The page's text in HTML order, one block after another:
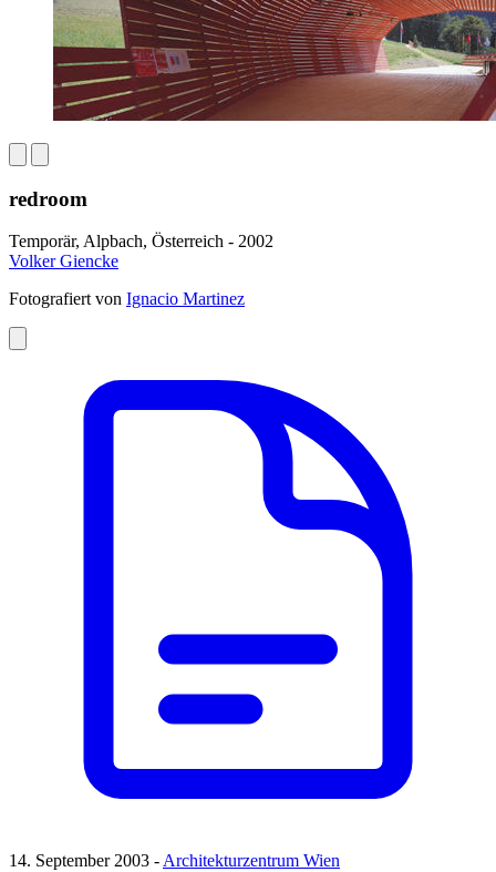
redroom
Temporär, Alpbach, Österreich - 2002
Volker Giencke
Fotografiert von Ignacio Martinez
14. September 2003 -Architekturzentrum Wien